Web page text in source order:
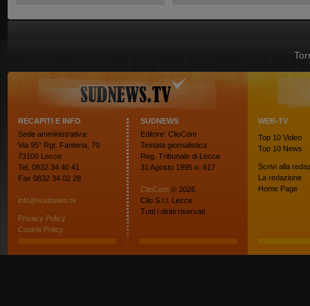
RECAPITI E INFO
Sede amministrativa:
Via 95° Rgt. Fanteria, 70
73100 Lecce
Tel. 0832 34 40 41
Fax 0832 34 02 28
info@sudnews.tv
Privacy Policy
Cookie Policy
SUDNEWS
Editore: ClioCom
Testata giornalistica
Reg. Tribunale di Lecce
31 Agosto 1995 n. 617
ClioCom © 2026
Clio S.r.l. Lecce
Tutti i diritti riservati
WEB-TV
Top 10 Video
Top 10 News
Scrivi alla
La redazione
Home Page